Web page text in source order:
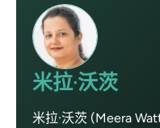
米拉·沃茨
米拉·沃茨 (Meera